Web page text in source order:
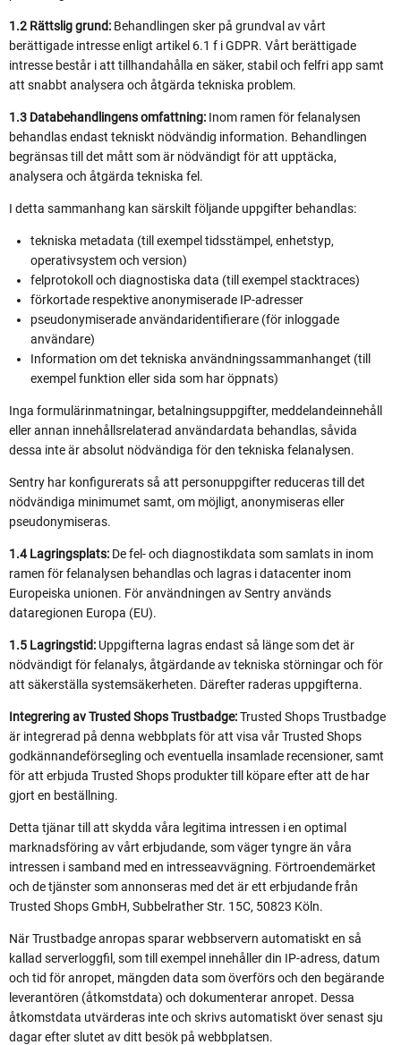
1.2 Rättslig grund: Behandlingen sker på grundval av vårt
berättigade intresse enligt artikel 6.1 f i GDPR. Vårt berättigade
intresse består i att tillhandahålla en säker, stabil och felfri app samt
att snabbt analysera och åtgärda tekniska problem.
1.3 Databehandlingens omfattning: Inom ramen för felanalysen
behandlas endast tekniskt nödvändig information. Behandlingen
begränsas till det mått som är nödvändigt för att upptäcka,
analysera och åtgärda tekniska fel.
I detta sammanhang kan särskilt följande uppgifter behandlas:
tekniska metadata (till exempel tidsstämpel, enhetstyp,
operativsystem och version)
felprotokoll och diagnostiska data (till exempel stacktraces)
förkortade respektive anonymiserade IP-adresser
pseudonymiserade användaridentifierare (för inloggade
användare)
Information om det tekniska användningssammanhanget (till
exempel funktion eller sida som har öppnats)
Inga formulärinmatningar, betalningsuppgifter, meddelandeinnehåll
eller annan innehållsrelaterad användardata behandlas, såvida
dessa inte är absolut nödvändiga för den tekniska felanalysen.
Sentry har konfigurerats så att personuppgifter reduceras till det
nödvändiga minimumet samt, om möjligt, anonymiseras eller
pseudonymiseras.
1.4 Lagringsplats: De fel- och diagnostikdata som samlats in inom
ramen för felanalysen behandlas och lagras i datacenter inom
Europeiska unionen. För användningen av Sentry används
dataregionen Europa (EU).
1.5 Lagringstid: Uppgifterna lagras endast så länge som det är
nödvändigt för felanalys, åtgärdande av tekniska störningar och för
att säkerställa systemsäkerheten. Därefter raderas uppgifterna.
Integrering av Trusted Shops Trustbadge:Trusted Shops Trustbadge
är integrerad på denna webbplats för att visa vår Trusted Shops
godkännandeförsegling och eventuella insamlade recensioner, samt
för att erbjuda Trusted Shops produkter till köpare efter att de har
gjort en beställning.
Detta tjänar till att skydda våra legitima intressen i en optimal
marknadsföring av vårt erbjudande, som väger tyngre än våra
intressen i samband med en intresseavvägning. Förtroendemärket
och de tjänster som annonseras med det är ett erbjudande från
Trusted Shops GmbH, Subbelrather Str. 15C, 50823 Köln.
När Trustbadge anropas sparar webbservern automatiskt en så
kallad serverloggfil, som till exempel innehåller din IP-adress, datum
och tid för anropet, mängden data som överförs och den begärande
leverantören (åtkomstdata) och dokumenterar anropet. Dessa
åtkomstdata utvärderas inte och skrivs automatiskt över senast sju
dagar efter slutet av ditt besök på webbplatsen.